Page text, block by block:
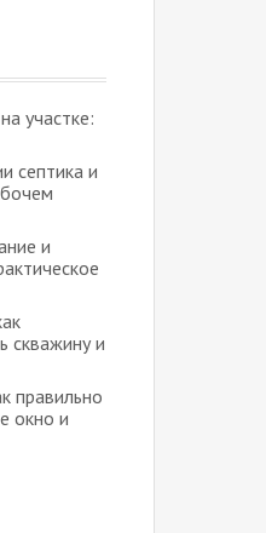
участке:
септика и
и
скважину и
правильно
окно и